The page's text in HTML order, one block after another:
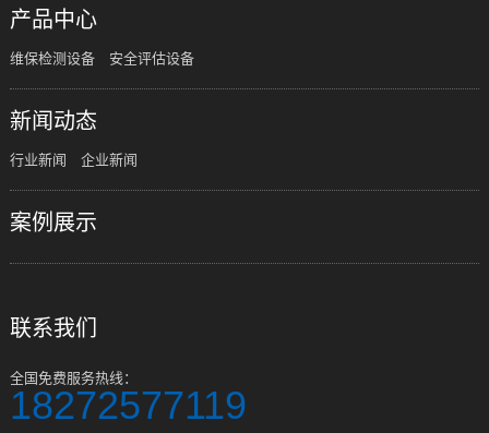
产品中心
维保检测设备 安全评估设备
新闻动态
行业新闻 企业新闻
案例展示
联系我们
全国免费服务热线：
18272577119